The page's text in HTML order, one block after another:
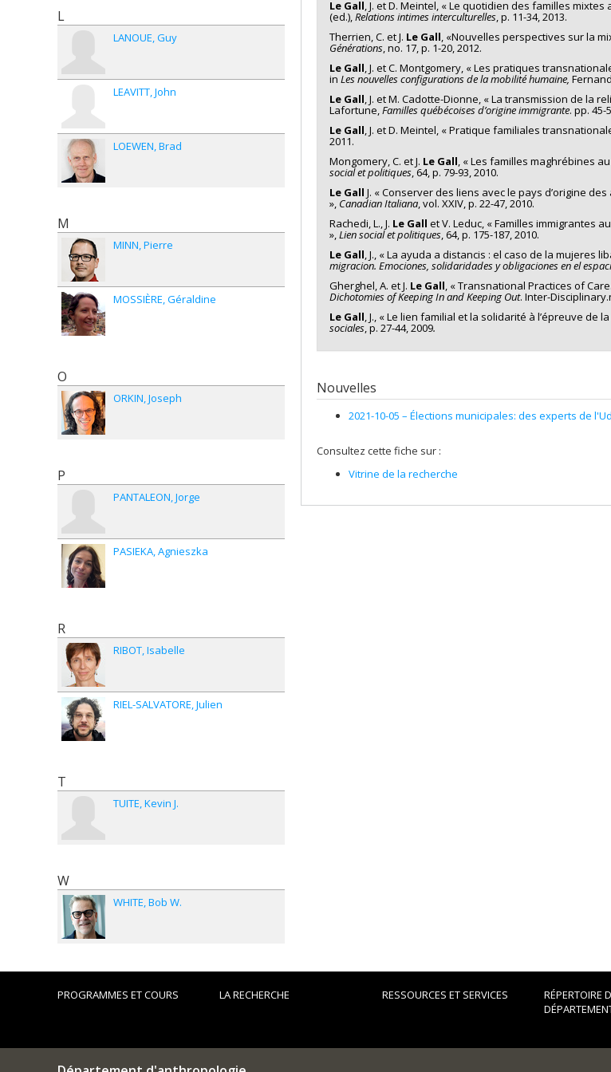
Le Gall, J. et D. Meintel, « Le quotidien des familles
(ed.),Relations intimes interculturelles, p. 11-34, 2013.
Therrien, C. et J. Le Gall, «Nouvelles perspectives sur la
Générations, no. 17, p. 1-20, 2012.
Le Gall, J. et C. Montgomery, « Les pratiques
in Les nouvelles configurations de la mobilité humaine,
Le Gall, J. et M. Cadotte-Dionne, « La transmission de la
Lafortune,Familles québécoises d’origine immigrante. pp. 45-
Le Gall, J. et D. Meintel, « Pratique familiales
2011.
Mongomery, C. et J. Le Gall, « Les familles maghrébines
social et politiques, 64, p. 79-93, 2010.
Le Gall J. « Conserver des liens avec le pays d’origine
», Canadian Italiana, vol. XXIV, p. 22-47, 2010.
Rachedi, L., J. Le Gall et V. Leduc, « Familles immigrantes
»,Lien social et politiques, 64, p. 175-187, 2010.
Le Gall, J., « La ayuda a distancis : el caso de la mujeres
migracion. Emociones, solidaridades y obligaciones en el
Gherghel, A. et J. Le Gall, « Transnational Practices of
Dichotomies of Keeping In and Keeping Out. Inter-
Le Gall, J., « Le lien familial et la solidarité à l’épreuve
sociales, p. 27-44, 2009.
Nouvelles
2021-10-05 – Élections municipales: des experts de
Consultez cette fiche sur :
Vitrine de la recherche
L
LANOUE Guy
LEAVITT John
LOEWEN Brad
M
MINN Pierre
MOSSIÈRE Géraldine
O
ORKIN Joseph
P
PANTALEON Jorge
PASIEKA Agnieszka
R
RIBOT Isabelle
RIEL-SALVATORE Julien
T
TUITE Kevin J.
W
WHITE Bob W.
PROGRAMMES ET COURS LA RECHERCHE RESSOURCES ET SERVICES
RÉPERTOIRE